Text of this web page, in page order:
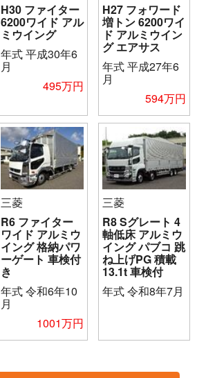
H30 ファイター
6200ワイド アル
ミウイング
年式平成30年6
月
495万円
H27 フォワード
増トン 6200ワイ
ド アルミウイン
グ エアサス
年式平成27年6
月
594万円
三菱
R6 ファイター
ワイド アルミウ
イング 格納パワ
ーゲート 車検付
き
年式令和6年10
月
1001万円
三菱
R8 Sグレート 4
軸低床 アルミウ
イング パブコ 跳
ね上げPG 積載
13.1t 車検付
年式令和8年7月